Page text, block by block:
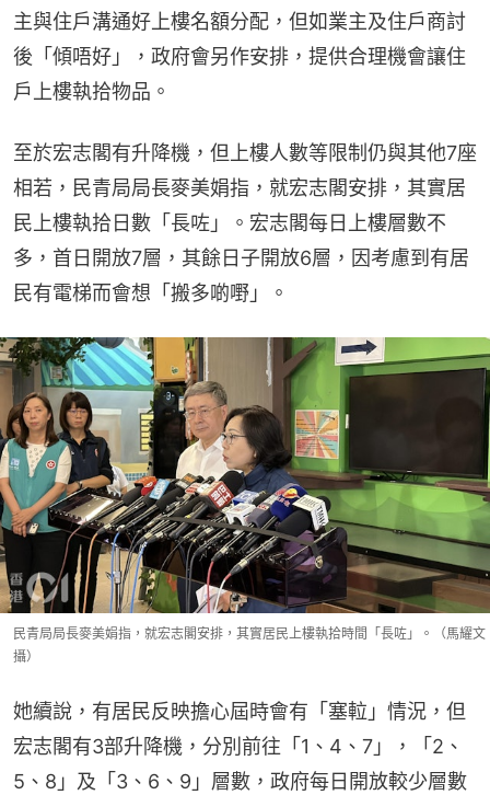
主與住戶溝通好上樓名額分配，但如業主及住戶商討
後「傾唔好」，政府會另作安排，提供合理機會讓住
戶上樓執拾物品。
至於宏志閣有升降機，但上樓人數等限制仍與其他7座
相若，民青局局長麥美娟指，就宏志閣安排，其實居
民上樓執拾日數「長咗」。宏志閣每日上樓層數不
多，首日開放7層，其餘日子開放6層，因考慮到有居
民有電梯而會想「搬多啲嘢」。
民青局局長麥美娟指，就宏志閣安排，其實居民上樓執拾時間「長咗」。（馬耀文
攝）
她續說，有居民反映擔心屆時會有「塞𨋢」情況，但
宏志閣有3部升降機，分別前往「1、4、7」，「2、
5、8」及「3、6、9」層數，政府每日開放較少層數